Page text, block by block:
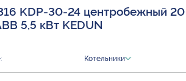
KDP-30-24 центробежный
5,5 кВт KEDUN
Котельники